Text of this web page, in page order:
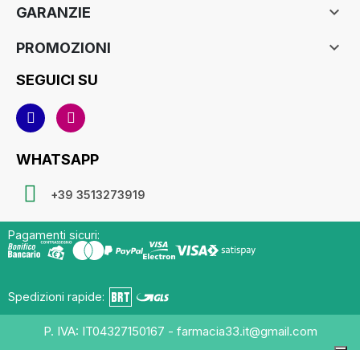
GARANZIE 
PROMOZIONI 
SEGUICI SU
WHATSAPP
+39 3513273919
Pagamenti sicuri:
Spedizioni rapide:
P. IVA: IT04327150167 - farmacia33.it@gmail.com